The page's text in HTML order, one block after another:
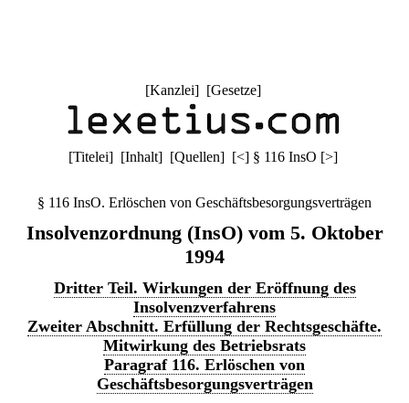
[Kanzlei] [Gesetze]
[Titelei] [Inhalt] [Quellen] [<] § 116 InsO [>]
§ 116 InsO. Erlöschen von Geschäftsbesorgungsverträgen
Insolvenzordnung (InsO) vom 5. Oktober
1994
Dritter Teil. Wirkungen der Eröffnung des
Insolvenzverfahrens
Zweiter Abschnitt. Erfüllung der Rechtsgeschäfte.
Mitwirkung des Betriebsrats
Paragraf 116. Erlöschen von
Geschäftsbesorgungsverträgen